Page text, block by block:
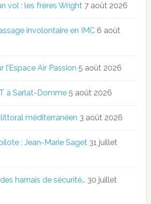
vol : les frères Wright 7 août 2026
involontaire en IMC 6 août
l’Espace Air Passion 5 août 2026
à Sarlat-Domme 5 août 2026
méditerranéen 3 août 2026
: Jean-Marie Saget 31 juillet
harnais de sécurité… 30 juillet